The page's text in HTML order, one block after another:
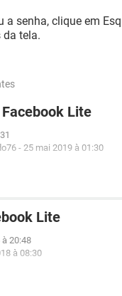
a senha, clique em
tela.
Lite
- 25 mai 2019 à 01:30
Lite
à 20:48
à 08:30